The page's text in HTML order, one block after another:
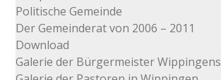
Politische Gemeinde
Der Gemeinderat von 2006 – 2011
Download
Galerie der Bürgermeister Wippingens